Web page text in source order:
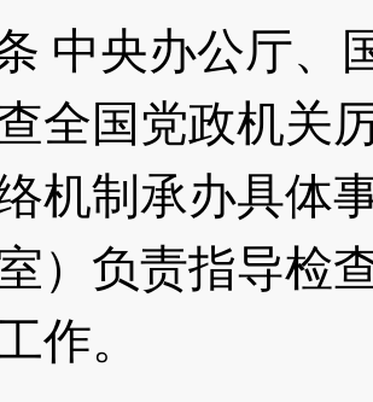
中央办公厅、
全国党政机关
机制承办具体
）负责指导检
作。